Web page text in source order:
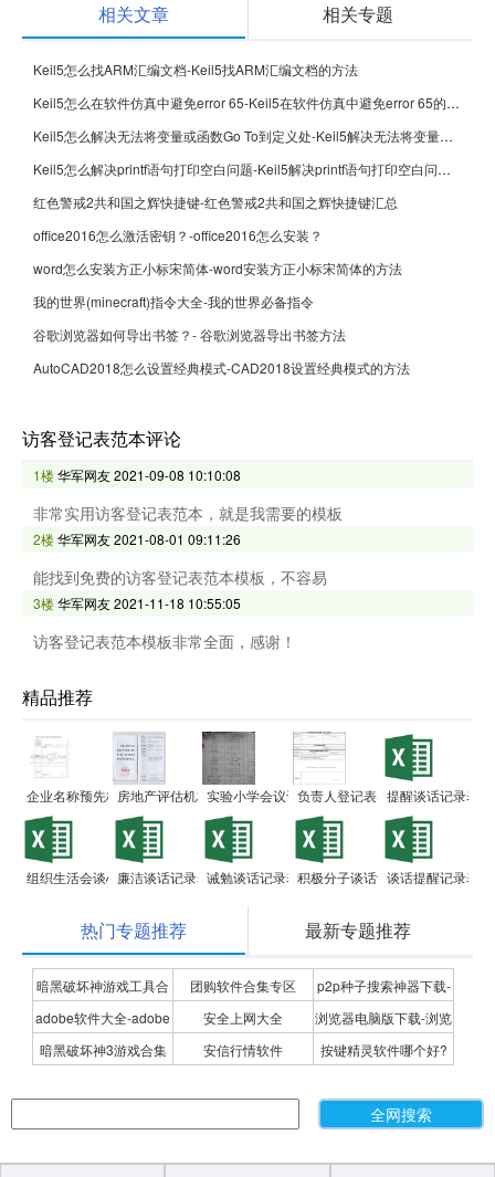
相关文章 相关专题
Keil5怎么找ARM汇编文档-Keil5找ARM汇编文档的方法
Keil5怎么在软件仿真中避免error 65-Keil5在软件仿真中避免error 65的方法
Keil5怎么解决无法将变量或函数Go To到定义处-Keil5解决无法将变量或函数Go To到定义处的方法
Keil5怎么解决printf语句打印空白问题-Keil5解决printf语句打印空白问题的方法
红色警戒2共和国之辉快捷键-红色警戒2共和国之辉快捷键汇总
office2016怎么激活密钥？-office2016怎么安装？
word怎么安装方正小标宋简体-word安装方正小标宋简体的方法
我的世界(minecraft)指令大全-我的世界必备指令
谷歌浏览器如何导出书签？- 谷歌浏览器导出书签方法
AutoCAD2018怎么设置经典模式-CAD2018设置经典模式的方法
访客登记表范本评论
1楼华军网友2021-09-08 10:10:08
非常实用访客登记表范本，就是我需要的模板
2楼华军网友2021-08-01 09:11:26
能找到免费的访客登记表范本模板，不容易
3楼华军网友2021-11-18 10:55:05
访客登记表范本模板非常全面，感谢！
精品推荐
企业名称预先核准审核表房地产评估机构登记备案表实验小学会议记录时间表负责人登记表(内资企业登记)
提醒谈话记录表
组织生活会谈心谈话记录表
廉洁谈话记录表诫勉谈话记录表积极分子谈话记录表谈话提醒记录表
热门专题推荐 最新专题推荐
暗黑破坏神游戏工具合
集
团购软件合集专区
p2p种子搜索神器下载-
P2P种子搜索神器专题
adobe软件大全-adobe
全系列软件下载-adobe
安全上网大全
浏览器电脑版下载-浏览
器下载合集
暗黑破坏神3游戏合集 安信行情软件
按键精灵软件哪个好?